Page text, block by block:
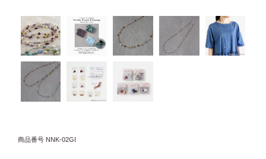
商品番号 NNK-02GI